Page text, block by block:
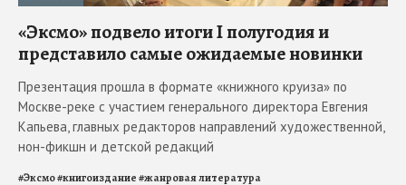
«Эксмо» подвело итоги I полугодия и
представило самые ожидаемые новинки
Презентация прошла в формате «книжного круиза» по
Москве-реке с участием генерального директора Евгения
Капьева, главных редакторов направлений художественной,
нон-фикшн и детской редакций
#Эксмо#книгоиздание#жанровая литература